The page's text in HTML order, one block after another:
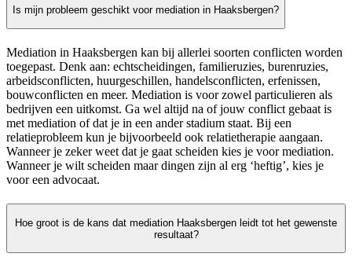
Is mijn probleem geschikt voor mediation in Haaksbergen?
Mediation in Haaksbergen kan bij allerlei soorten conflicten worden
toegepast. Denk aan: echtscheidingen, familieruzies, burenruzies,
arbeidsconflicten, huurgeschillen, handelsconflicten, erfenissen,
bouwconflicten en meer. Mediation is voor zowel particulieren als
bedrijven een uitkomst. Ga wel altijd na of jouw conflict gebaat is
met mediation of dat je in een ander stadium staat. Bij een
relatieprobleem kun je bijvoorbeeld ook relatietherapie aangaan.
Wanneer je zeker weet dat je gaat scheiden kies je voor mediation.
Wanneer je wilt scheiden maar dingen zijn al erg ‘heftig’, kies je
voor een advocaat.
Hoe groot is de kans dat mediation Haaksbergen leidt tot het gewenste
resultaat?